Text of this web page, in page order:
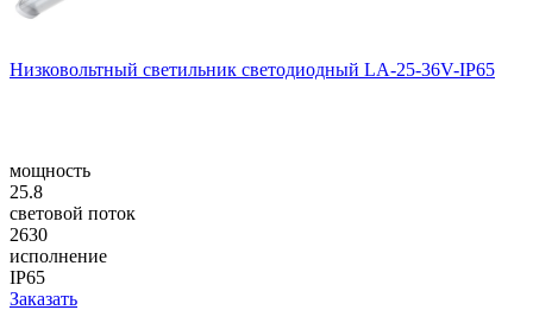
Низковольтный светильник светодиодный LA-25-36V-IP65
мощность
25.8
световой поток
2630
исполнение
IP65
Заказать